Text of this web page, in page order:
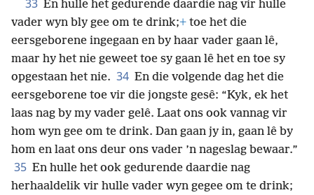
33 En hulle het gedurende daardie nag vir hulle
vader wyn bly gee om te drink;+ toe het die
eersgeborene ingegaan en by haar vader gaan lê,
maar hy het nie geweet toe sy gaan lê het en toe sy
opgestaan het nie. 34 En die volgende dag het die
eersgeborene toe vir die jongste gesê: “Kyk, ek het
laas nag by my vader gelê. Laat ons ook vannag vir
hom wyn gee om te drink. Dan gaan jy in, gaan lê by
hom en laat ons deur ons vader ’n nageslag bewaar.”
35 En hulle het ook gedurende daardie nag
herhaaldelik vir hulle vader wyn gegee om te drink;